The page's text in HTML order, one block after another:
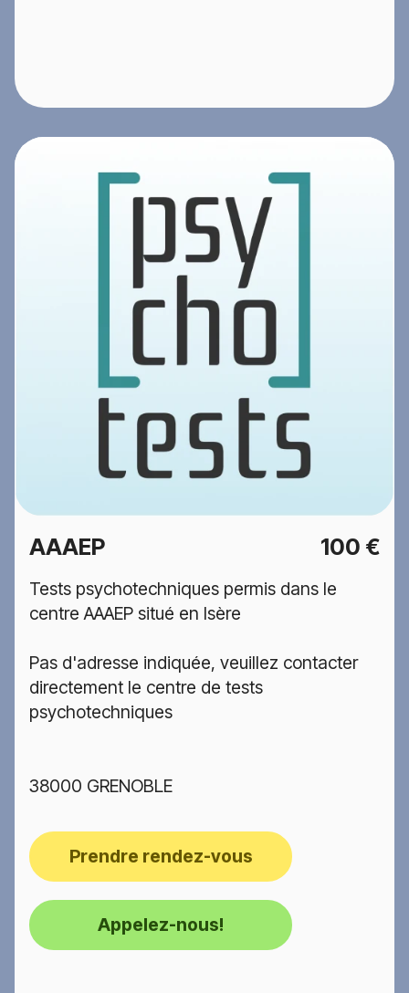
AAAEP 100 €
Tests psychotechniques permis dans le
centre AAAEP situé en Isère
Pas d'adresse indiquée, veuillez contacter
directement le centre de tests
psychotechniques
38000 GRENOBLE
Prendre rendez-vous
Appelez-nous!